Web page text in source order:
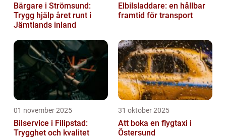
Bärgare i Strömsund:
Trygg hjälp året runt i
Jämtlands inland
Elbilsladdare: en hållbar
framtid för transport
01 november 2025
Bilservice i Filipstad:
Trygghet och kvalitet
31 oktober 2025
Att boka en flygtaxi i
Östersund